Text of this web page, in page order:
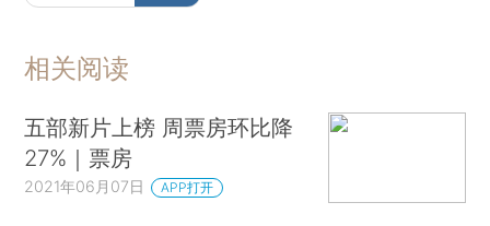
相关阅读
五部新片上榜 周票房环比降
27%｜票房
2021年06月07日 APP打开